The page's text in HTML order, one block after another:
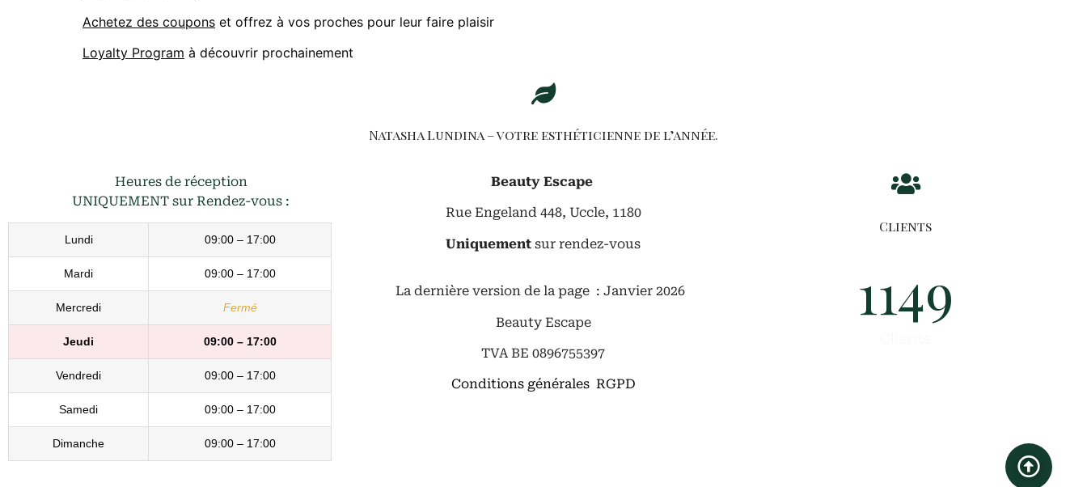
Achetez des coupons et offrez à vos proches pour leur faire plaisir
Loyalty Program à découvrir prochainement
Natasha Lundina – votre esthéticienne de l’année.
Heures de réception
UNIQUEMENT sur Rendez-vous :
Lundi 09:00 – 17:00
Mardi 09:00 – 17:00
Mercredi Fermé
Jeudi 09:00 – 17:00
Vendredi 09:00 – 17:00
Samedi 09:00 – 17:00
Dimanche 09:00 – 17:00
Beauty Escape
Rue Engeland 448, Uccle, 1180
Uniquement sur rendez-vous
La dernière version de la page : Janvier 2026
Beauty Escape
TVA BE 0896755397
Conditions générales RGPD
Clients
1149